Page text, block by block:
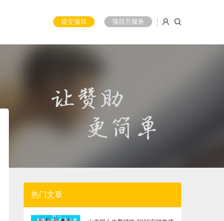
提交项目 项目方服务
热门文章